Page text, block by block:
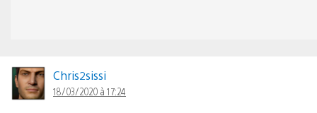
Chris2sissi
18/03/2020 à 17:24